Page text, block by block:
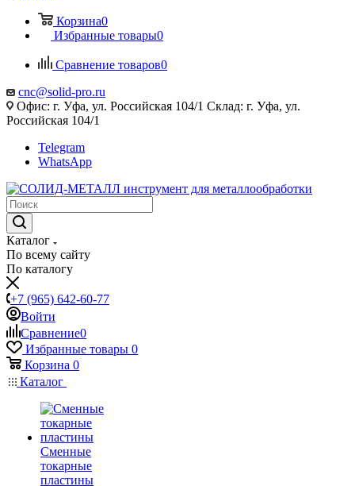
Корзина0
Избранные товары0
Сравнение товаров0
cnc@solid-pro.ru
Офис: г. Уфа, ул. Российская 104/1 Склад: г. Уфа, ул.
Российская 104/1
Telegram
WhatsApp
Каталог
По всему сайту
По каталогу
+7 (965) 642-60-77
Войти
Сравнение0
Избранные товары 0
Корзина 0
Каталог
Сменные
токарные
пластины